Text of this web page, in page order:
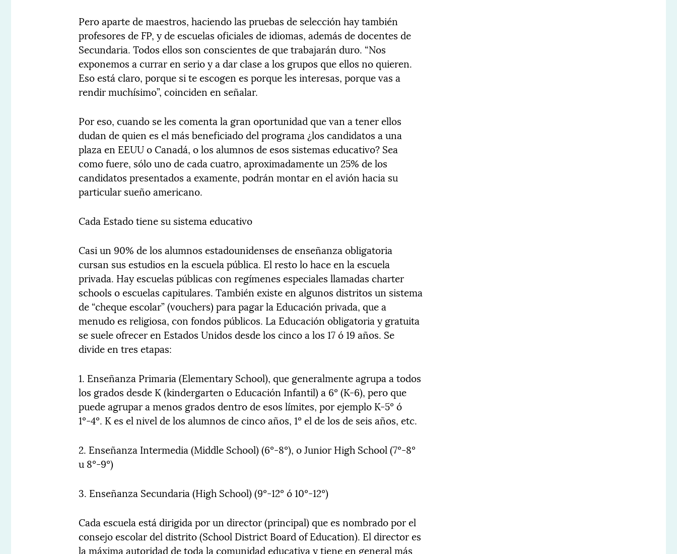
Pero aparte de maestros, haciendo las pruebas de selección hay también
profesores de FP, y de escuelas oficiales de idiomas, además de docentes de
Secundaria. Todos ellos son conscientes de que trabajarán duro. “Nos
exponemos a currar en serio y a dar clase a los grupos que ellos no quieren.
Eso está claro, porque si te escogen es porque les interesas, porque vas a
rendir muchísimo”, coinciden en señalar.
Por eso, cuando se les comenta la gran oportunidad que van a tener ellos
dudan de quien es el más beneficiado del programa ¿los candidatos a una
plaza en EEUU o Canadá, o los alumnos de esos sistemas educativo? Sea
como fuere, sólo uno de cada cuatro, aproximadamente un 25% de los
candidatos presentados a examente, podrán montar en el avión hacia su
particular sueño americano.
Cada Estado tiene su sistema educativo
Casi un 90% de los alumnos estadounidenses de enseñanza obligatoria
cursan sus estudios en la escuela pública. El resto lo hace en la escuela
privada. Hay escuelas públicas con regímenes especiales llamadas charter
schools o escuelas capitulares. También existe en algunos distritos un sistema
de “cheque escolar” (vouchers) para pagar la Educación privada, que a
menudo es religiosa, con fondos públicos. La Educación obligatoria y gratuita
se suele ofrecer en Estados Unidos desde los cinco a los 17 ó 19 años. Se
divide en tres etapas:
1. Enseñanza Primaria (Elementary School), que generalmente agrupa a todos
los grados desde K (kindergarten o Educación Infantil) a 6º (K-6), pero que
puede agrupar a menos grados dentro de esos límites, por ejemplo K-5º ó
1º-4º. K es el nivel de los alumnos de cinco años, 1º el de los de seis años, etc.
2. Enseñanza Intermedia (Middle School) (6º-8º), o Junior High School (7º-8º
u 8º-9º)
3. Enseñanza Secundaria (High School) (9º-12º ó 10º-12º)
Cada escuela está dirigida por un director (principal) que es nombrado por el
consejo escolar del distrito (School District Board of Education). El director es
la máxima autoridad de toda la comunidad educativa y tiene en general más